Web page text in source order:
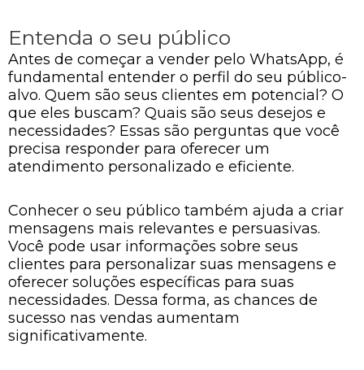
Entenda o seu público
Antes de começar a vender pelo WhatsApp, é
fundamental entender o perfil do seu público-
alvo. Quem são seus clientes em potencial? O
que eles buscam? Quais são seus desejos e
necessidades? Essas são perguntas que você
precisa responder para oferecer um
atendimento personalizado e eficiente.
Conhecer o seu público também ajuda a criar
mensagens mais relevantes e persuasivas.
Você pode usar informações sobre seus
clientes para personalizar suas mensagens e
oferecer soluções específicas para suas
necessidades. Dessa forma, as chances de
sucesso nas vendas aumentam
significativamente.